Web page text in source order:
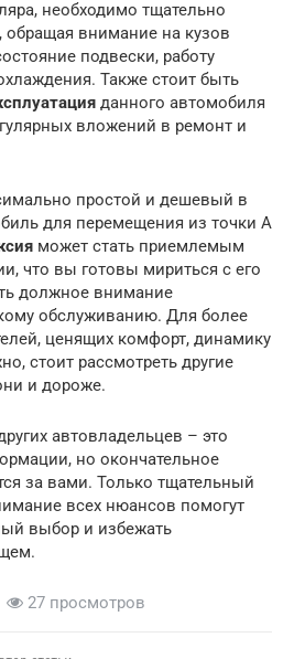
необходимо тщательно
обращая внимание на кузов
подвески, работу
Также стоит быть
данного автомобиля
вложений в ремонт и
простой и дешевый в
для перемещения из точки А
может стать приемлемым
что вы готовы мириться с его
должное внимание
обслуживанию. Для более
ценящих комфорт, динамику
стоит рассмотреть другие
и дороже.
автовладельцев – это
но окончательное
за вами. Только тщательный
всех нюансов помогут
выбор и избежать
27 просмотров